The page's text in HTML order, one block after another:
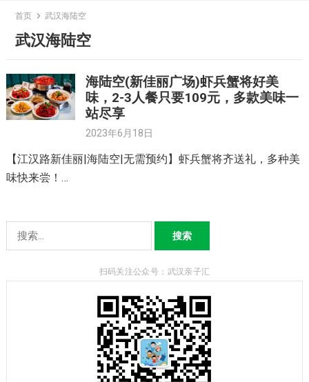
content
首页 武汉海陆空
武汉海陆空
海陆空(新佳丽广场)虾兵蟹将好美
味，2-3人餐只要109元，多款美味一
站尽享
2023年6月18日
【江汉路新佳丽|海陆空|无需预约】虾兵蟹将齐送礼，多种美
味快来尝！…
索：
扫码关注公众号：武汉亲子汇